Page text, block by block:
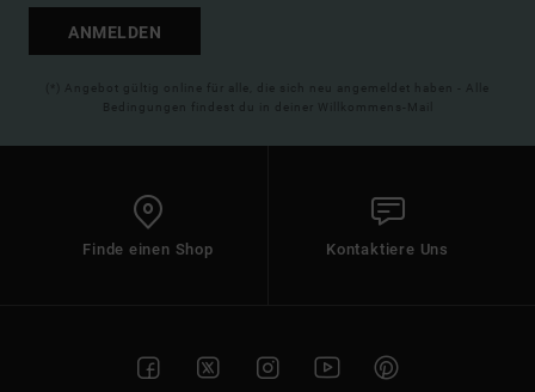
ANMELDEN
(*) Angebot gültig online für alle, die sich neu angemeldet haben - Alle
Bedingungen findest du in deiner Willkommens-Mail
Finde einen Shop Kontaktiere Uns